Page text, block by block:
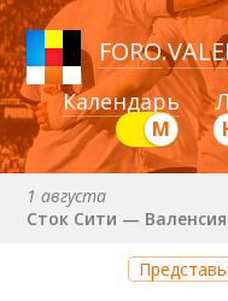
FORO.
Календарь
М
1 августа
Сток Сити — Валенсия
Через 36 минут
Валенсия — Ньюкасл